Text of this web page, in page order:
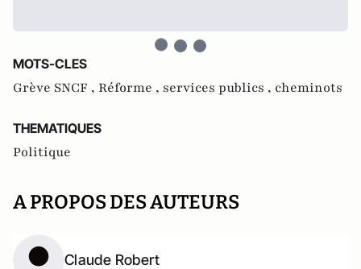
MOTS-CLES
Grève SNCF , Réforme , services publics , cheminots
THEMATIQUES
Politique
A PROPOS DES AUTEURS
Claude Robert